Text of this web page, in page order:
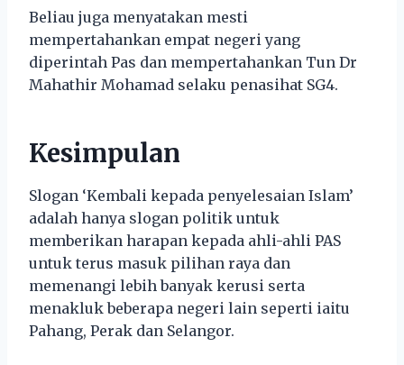
Beliau juga menyatakan mesti
mempertahankan empat negeri yang
diperintah Pas dan mempertahankan Tun Dr
Mahathir Mohamad selaku penasihat SG4.
Kesimpulan
Slogan ‘Kembali kepada penyelesaian Islam’
adalah hanya slogan politik untuk
memberikan harapan kepada ahli-ahli PAS
untuk terus masuk pilihan raya dan
memenangi lebih banyak kerusi serta
menakluk beberapa negeri lain seperti iaitu
Pahang, Perak dan Selangor.